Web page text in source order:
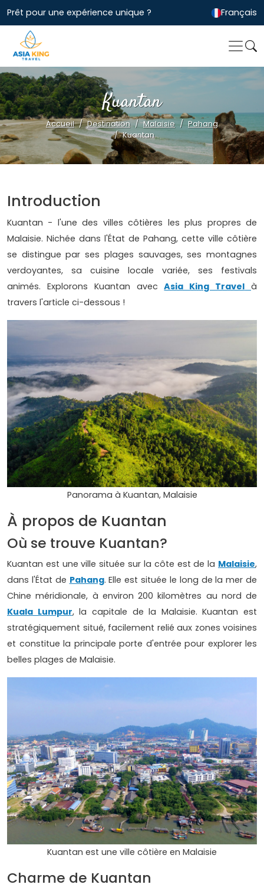
Prêt pour une expérience unique ? Français
Kuantan
Accueil Destination Malaisie
Pahang
Kuantan
Introduction
Kuantan - l'une des villes côtières les plus propres de
Malaisie. Nichée dans l'État de Pahang, cette ville côtière
se distingue par ses plages sauvages, ses montagnes
verdoyantes, sa cuisine locale variée, ses festivals
animés. Explorons Kuantan avecAsia King Travel à
travers l'article ci-dessous !
Panorama à Kuantan, Malaisie
À propos de Kuantan
Où se trouve Kuantan?
Kuantan est une ville située sur la côte est de la Malaisie,
dans l'État de Pahang. Elle est située le long de la mer de
Chine méridionale, à environ 200 kilomètres au nord de
Kuala Lumpur, la capitale de la Malaisie. Kuantan est
stratégiquement situé, facilement relié aux zones voisines
et constitue la principale porte d'entrée pour explorer les
belles plages de Malaisie.
Kuantan est une ville côtière en Malaisie
Charme de Kuantan